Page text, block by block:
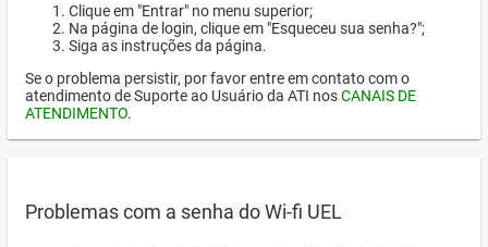
Clique em "Entrar" no menu superior;
Na página de login, clique em "Esqueceu sua senha?";
Siga as instruções da página.
Se o problema persistir, por favor entre em contato com o
atendimento de Suporte ao Usuário da ATI nosCANAIS DE
ATENDIMENTO.
Problemas com a senha do Wi-fi UEL